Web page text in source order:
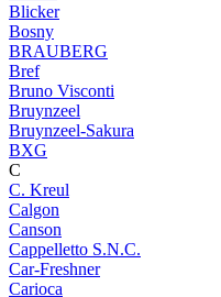
Blicker
Bosny
BRAUBERG
Bref
Bruno Visconti
Bruynzeel
Bruynzeel-Sakura
BXG
C
C. Kreul
Calgon
Canson
Cappelletto S.N.C.
Car-Freshner
Carioca